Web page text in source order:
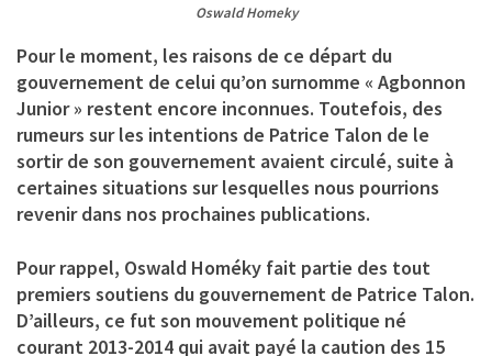
Oswald Homeky
Pour le moment, les raisons de ce départ du
gouvernement de celui qu’on surnomme « Agbonnon
Junior » restent encore inconnues. Toutefois, des
rumeurs sur les intentions de Patrice Talon de le
sortir de son gouvernement avaient circulé, suite à
certaines situations sur lesquelles nous pourrions
revenir dans nos prochaines publications.
Pour rappel, Oswald Homéky fait partie des tout
premiers soutiens du gouvernement de Patrice Talon.
D’ailleurs, ce fut son mouvement politique né
courant 2013-2014 qui avait payé la caution des 15